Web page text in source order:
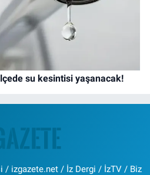
su kesintisi yaşanacak!
/ izgazete.net / İz Dergi / İzTV / Biz